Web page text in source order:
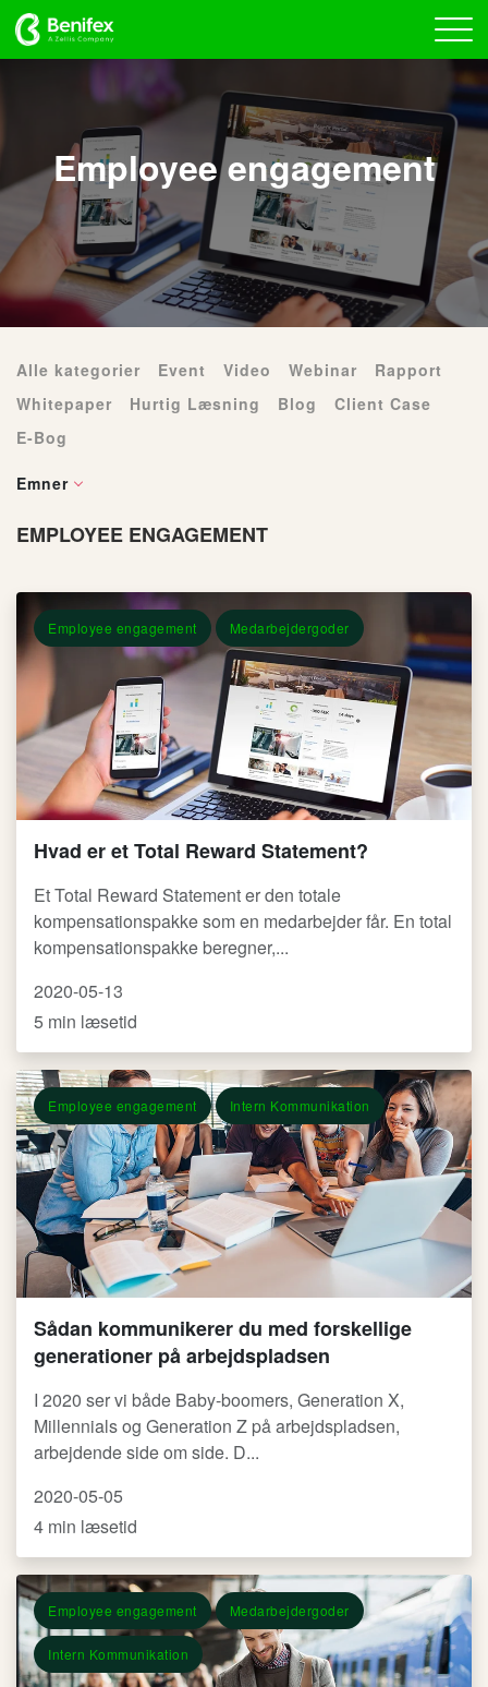
Employee engagement
Alle kategorier Event Video Webinar
Rapport
Whitepaper
Hurtig Læsning Blog
Client Case
E-Bog
Emner
EMPLOYEE ENGAGEMENT
Employee engagement Medarbejdergoder
Hvad er et Total Reward Statement?
Et Total Reward Statement er den totale
kompensationspakke som en medarbejder får. En total
kompensationspakke beregner,...
2020-05-13
5 min læsetid
Employee engagement Intern Kommunikation
Sådan kommunikerer du med forskellige
generationer på arbejdspladsen
I 2020 ser vi både Baby-boomers, Generation X,
Millennials og Generation Z på arbejdspladsen,
arbejdende side om side. D...
2020-05-05
4 min læsetid
Employee engagement Medarbejdergoder
Intern Kommunikation